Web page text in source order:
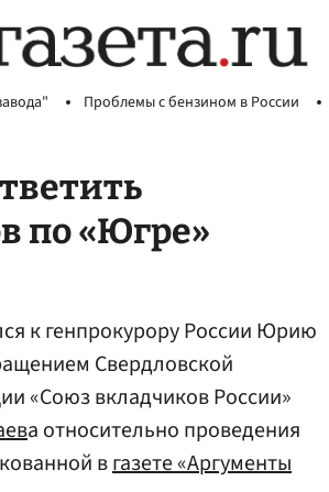
Проблемы с бензином в России
по «Югре»
к генпрокурору России Юрию
Свердловской
«Союз вкладчиков России»
а относительно проведения
вгазете «Аргументы